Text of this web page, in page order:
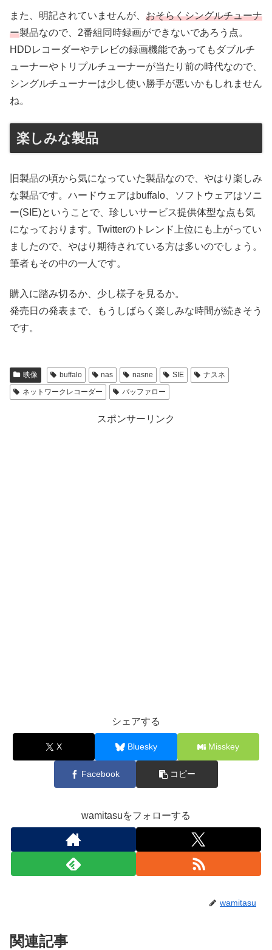
また、明記されていませんが、 おそらくシングルチューナ
ー製品なので、2番組同時録画ができないであろう点。
HDDレコーダーやテレビの録画機能であってもダブルチ
ューナーやトリプルチューナーが当たり前の時代なので、
シングルチューナーは少し使い勝手が悪いかもしれません
ね。
楽しみな製品
旧製品の頃から気になっていた製品なので、やはり楽しみ
な製品です。ハードウェアはbuffalo、ソフトウェアはソニ
ー(SIE)ということで、珍しいサービス提供体型な点も気
になっております。Twitterのトレンド上位にも上がってい
ましたので、やはり期待されている方は多いのでしょう。
筆者もその中の一人です。
購入に踏み切るか、少し様子を見るか。
発売日の発表まで、もうしばらく楽しみな時間が続きそう
です。
映像 buffalo nas nasne SIE
ナスネ
ネットワークレコーダー
バッファロー
スポンサーリンク
シェアする
X Bluesky Misskey
Facebook コピー
wamitasuをフォローする
wamitasu
関連記事